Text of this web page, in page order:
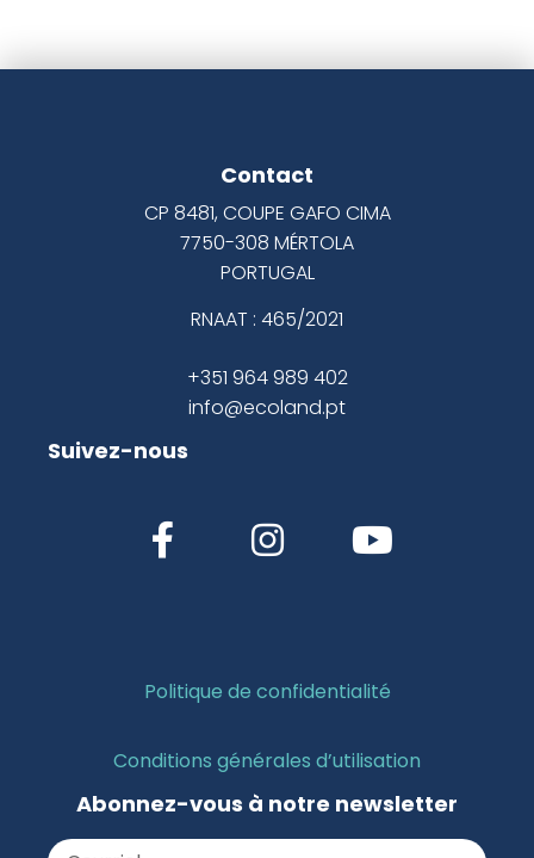
Contact
CP 8481, COUPE GAFO CIMA
7750-308 MÉRTOLA
PORTUGAL
RNAAT : 465/2021
+351 964 989 402
info@ecoland.pt
Suivez-nous
Politique de confidentialité
Conditions générales d’utilisation
Abonnez-vous à notre newsletter